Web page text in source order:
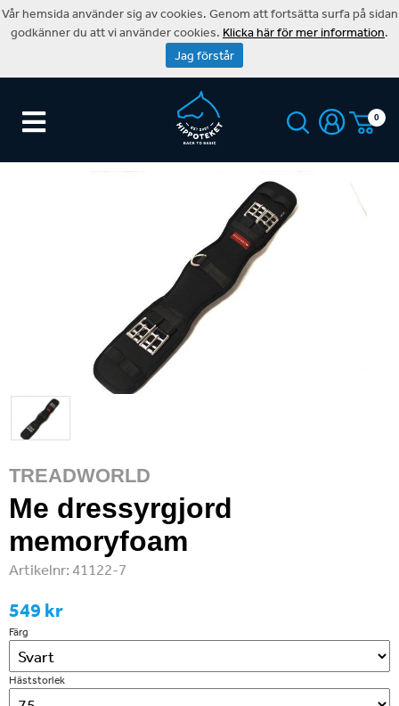
0
TREADWORLD
Me dressyrgjord
memoryfoam
Artikelnr: 41122-7
549 kr
Färg
Häststorlek
Vår hemsida använder sig av cookies. Genom att fortsätta surfa på sidan
godkänner du att vi använder cookies. Klicka här för mer information.
Jag förstår